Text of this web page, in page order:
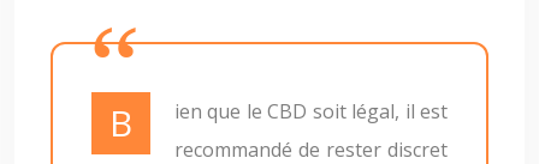
Bien que le CBD soit légal, il est
recommandé de rester discret